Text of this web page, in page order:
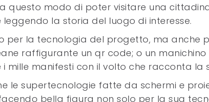
questo modo di poter visitare una
la storia del luogo di interesse.
la tecnologia del progetto, ma anche
raffigurante un qr code; o un manichino
manifesti con il volto che racconta la
le supertecnologie fatte da schermi e
bella figura non solo per la sua